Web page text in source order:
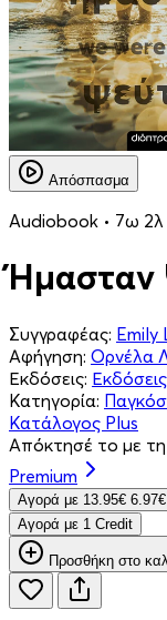
Απόσπασμα
Audiobook • 7ω 2λ
Ήμασταν
Συγγραφέας: Emily
Αφήγηση: Ορνέλα
Εκδόσεις:
Κατηγορία:
Κατάλογος Plus
Απόκτησέ το με
Premium
Aγορά με 13.95€ 6.97€
Aγορά με 1 Credit
Προσθήκη στο